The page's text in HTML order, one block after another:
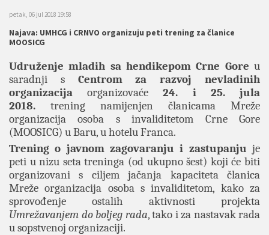
petak, 06 jul 2018 19:58
Najava: UMHCG i CRNVO organizuju peti trening za članice
MOOSICG
Udruženje mladih sa hendikepom Crne Gore u
saradnji s Centrom za razvoj nevladinih
organizacijaorganizovaće24. i 25. jula
2018. trening namijenjen članicama Mreže
organizacija osoba s invaliditetom Crne Gore
(MOOSICG) u Baru, u hotelu Franca.
Trening o javnom zagovaranju i zastupanju je
peti u nizu seta treninga (od ukupno šest) koji će biti
organizovani s ciljem jačanja kapaciteta članica
Mreže organizacija osoba s invaliditetom, kako za
sprovođenje ostalih aktivnosti projekta
Umrežavanjem do boljeg rada, tako i za nastavak rada
u sopstvenoj organizaciji.